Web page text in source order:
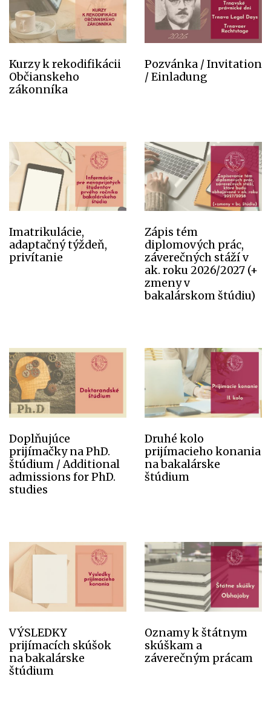
Kurzy k rekodifikácii
Občianskeho
zákonníka
Pozvánka / Invitation
/ Einladung
Imatrikulácie,
adaptačný týždeň,
privítanie
Zápis tém
diplomových prác,
záverečných stáží v
ak. roku 2026/2027 (+
zmeny v
bakalárskom štúdiu)
Doplňujúce
prijímačky na PhD.
štúdium / Additional
admissions for PhD.
studies
Druhé kolo
prijímacieho konania
na bakalárske
štúdium
VÝSLEDKY
prijímacích skúšok
na bakalárske
štúdium
Oznamy k štátnym
skúškam a
záverečným prácam